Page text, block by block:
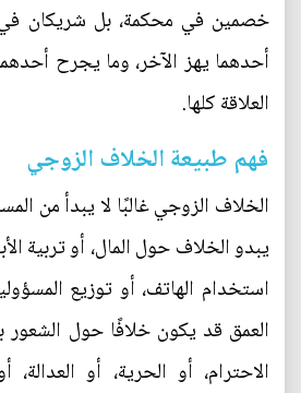
خصمين في محكمة، بل شريكان
أحدهما يهز الآخر، وما يجرح
العلاقة كلها.
فهم طبيعة الخلاف الزوجي
الخلاف الزوجي غالبًا لا يبدأ من
يبدو الخلاف حول المال، أو تربية
استخدام الهاتف، أو توزيع
العمق قد يكون خلافًا حول الشعور
الاحترام، أو الحرية، أو